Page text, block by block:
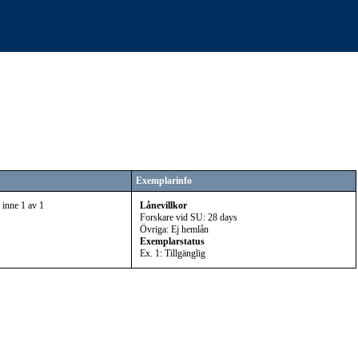
Exemplarinfo
1 av 1
Lånevillkor
Forskare vid SU: 28 days
Övriga: Ej hemlån
Exemplarstatus
Ex. 1: Tillgänglig